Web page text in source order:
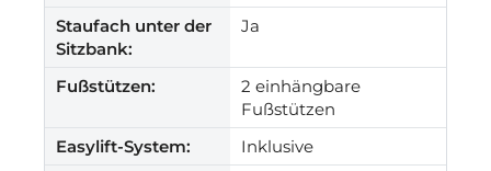
Staufach unter der
Sitzbank:
Ja
Fußstützen:
2 einhängbare
Fußstützen
Easylift-System:
Inklusive